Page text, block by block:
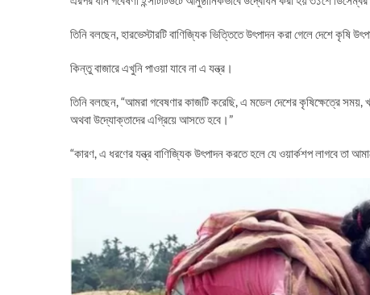
তিনি বলছেন, হারভেস্টারটি বাণিজ্যিক ভিত্তিতে উৎপাদন করা গেলে দেশে কৃষি
কিন্তু বাজারে এখুনি পাওয়া যাবে না এ যন্ত্র।
তিনি বলছেন, “আমরা গবেষণার কাজটি করেছি, এ মডেল দেশের কৃষিক্ষেত্রে
অথবা উদ্যোক্তাদের এগ্রিয়ে আসতে হবে।”
“কারণ, এ ধরণের যন্ত্র বাণিজ্যিক উৎপাদন করতে হলে যে ওয়ার্কশপ লাগবে তা